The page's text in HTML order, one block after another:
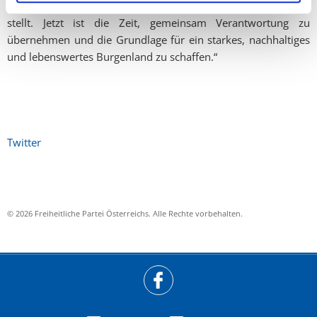
Bevölkerung und künftiger Generationen in den Mittelpunkt
stellt. Jetzt ist die Zeit, gemeinsam Verantwortung zu
übernehmen und die Grundlage für ein starkes, nachhaltiges
und lebenswertes Burgenland zu schaffen.“
Twitter
© 2026 Freiheitliche Partei Österreichs. Alle Rechte vorbehalten.